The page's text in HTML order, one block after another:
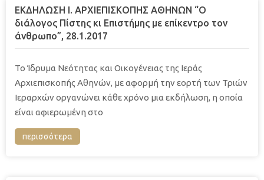
ΕΚΔΗΛΩΣΗ Ι. ΑΡΧΙΕΠΙΣΚΟΠΗΣ ΑΘΗΝΩΝ “Ο
διάλογος Πίστης κι Επιστήμης με επίκεντρο τον
άνθρωπο”, 28.1.2017
Το Ίδρυμα Νεότητας και Οικογένειας της Ιεράς
Αρχιεπισκοπής Αθηνών, με αφορμή την εορτή των Τριών
Ιεραρχών οργανώνει κάθε χρόνο μια εκδήλωση, η οποία
είναι αφιερωμένη στο
περισσότερα